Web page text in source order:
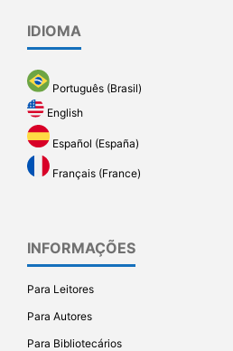
IDIOMA
Português (Brasil)
English
Español (España)
Français (France)
INFORMAÇÕES
Para Leitores
Para Autores
Para Bibliotecários